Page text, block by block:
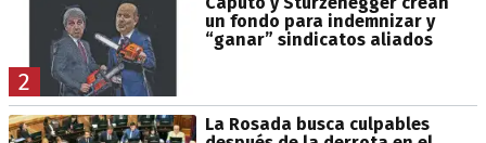
2
un fondo para indemnizar y
“ganar” sindicatos aliados
La Rosada busca culpables